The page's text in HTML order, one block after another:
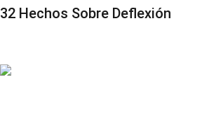
32 Hechos Sobre Deflexión